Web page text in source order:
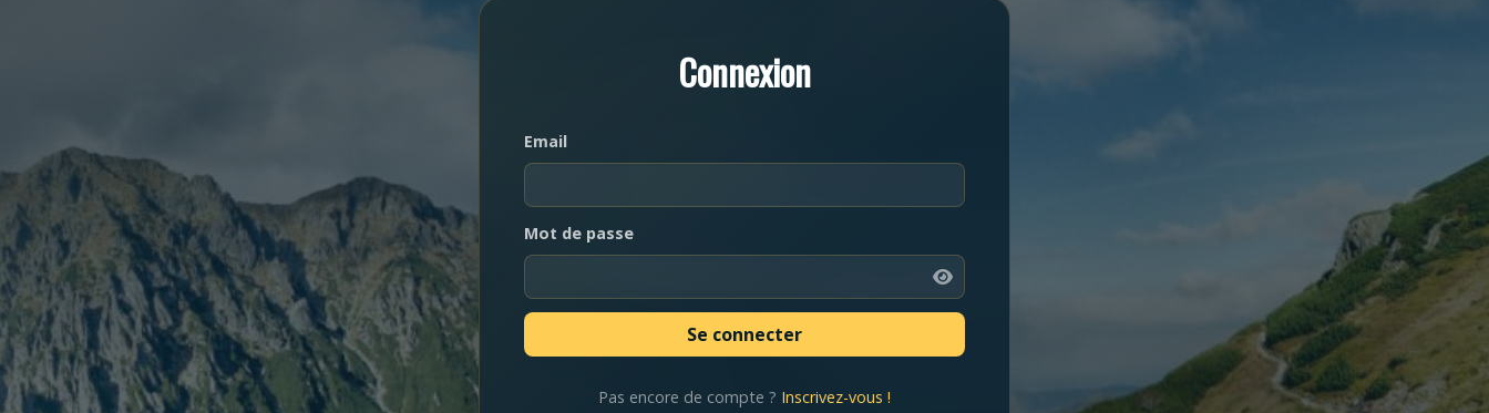
Connexion
Email
Mot de passe
Pas encore de compte ? Inscrivez-vous !